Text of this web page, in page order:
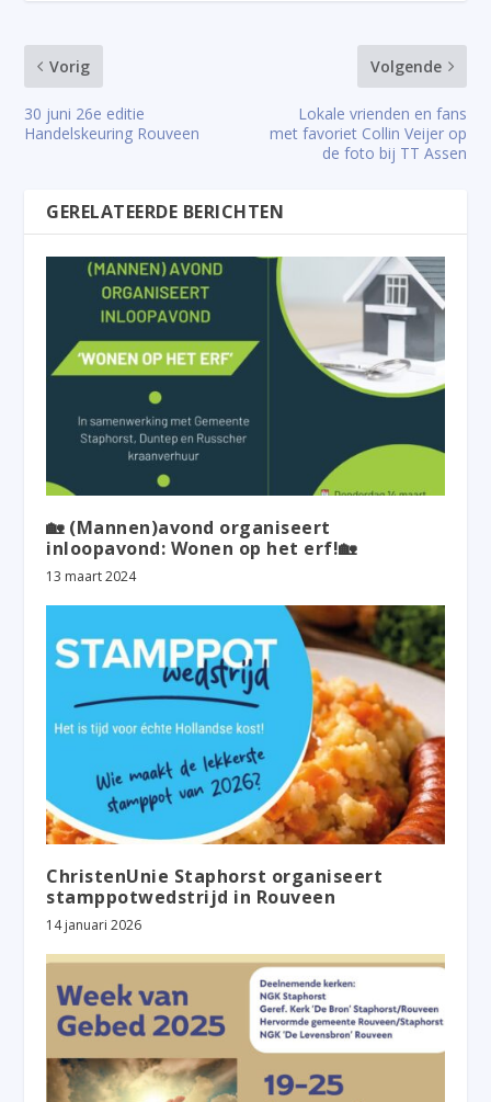
Vorig
30 juni 26e editie
Handelskeuring Rouveen
Volgende
Lokale vrienden en fans
met favoriet Collin Veijer op
de foto bij TT Assen
GERELATEERDE BERICHTEN
🏡 (Mannen)avond organiseert
inloopavond: Wonen op het erf!🏡
13 maart 2024
ChristenUnie Staphorst organiseert
stamppotwedstrijd in Rouveen
14 januari 2026